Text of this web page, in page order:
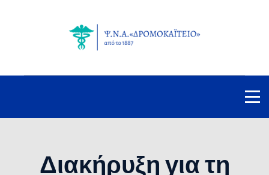
Διακήρυξη για τη